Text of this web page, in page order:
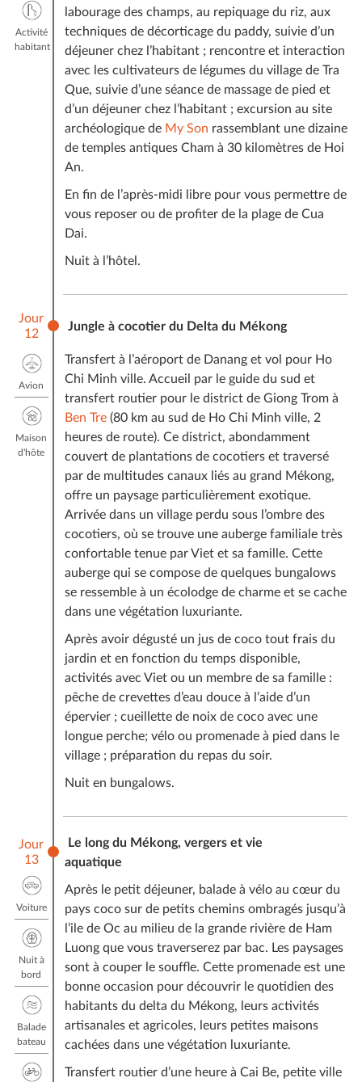
labourage des champs, au repiquage du riz, aux
techniques de décorticage du paddy, suivie d’un
déjeuner chez l’habitant ; rencontre et interaction
avec les cultivateurs de légumes du village de Tra
Que, suivie d’une séance de massage de pied et
d’un déjeuner chez l’habitant ; excursion au site
archéologique de My Son rassemblant une dizaine
de temples antiques Cham à 30 kilomètres de Hoi
An.
En fin de l’après-midi libre pour vous permettre de
vous reposer ou de profiter de la plage de Cua
Dai.
Nuit à l’hôtel.
Activité
habitant
Jour
12
Jungle à cocotier du Delta du Mékong
Transfert à l’aéroport de Danang et vol pour Ho
Chi Minh ville. Accueil par le guide du sud et
transfert routier pour le district de Giong Trom à
Ben Tre(80 km au sud de Ho Chi Minh ville, 2
heures de route). Ce district, abondamment
couvert de plantations de cocotiers et traversé
par de multitudes canaux liés au grand Mékong,
offre un paysage particulièrement exotique.
Arrivée dans un village perdu sous l’ombre des
cocotiers, où se trouve une auberge familiale très
confortable tenue par Viet et sa famille. Cette
auberge qui se compose de quelques bungalows
se ressemble à un écolodge de charme et se cache
dans une végétation luxuriante.
Après avoir dégusté un jus de coco tout frais du
jardin et en fonction du temps disponible,
activités avec Viet ou un membre de sa famille :
pêche de crevettes d’eau douce à l’aide d’un
épervier ; cueillette de noix de coco avec une
longue perche; vélo ou promenade à pied dans le
village ; préparation du repas du soir.
Nuit en bungalows.
Avion
Maison
d'hôte
Jour
13
Le long du Mékong, vergers et vie
aquatique
Après le petit déjeuner, balade à vélo au cœur du
pays coco sur de petits chemins ombragés jusqu’à
l’ile de Oc au milieu de la grande rivière de Ham
Luong que vous traverserez par bac. Les paysages
sont à couper le souffle. Cette promenade est une
bonne occasion pour découvrir le quotidien des
habitants du delta du Mékong, leurs activités
artisanales et agricoles, leurs petites maisons
cachées dans une végétation luxuriante.
Transfert routier d’une heure à Cai Be, petite ville
Voiture
Nuit à
bord
Balade
bateau